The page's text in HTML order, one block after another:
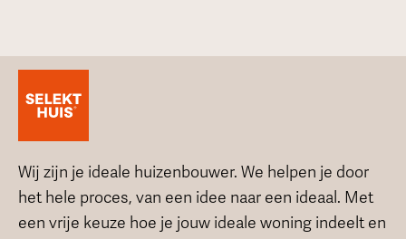
Wij zijn je ideale huizenbouwer. We helpen je door
het hele proces, van een idee naar een ideaal. Met
een vrije keuze hoe je jouw ideale woning indeelt en